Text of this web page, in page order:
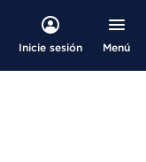
Inicie sesión Menú